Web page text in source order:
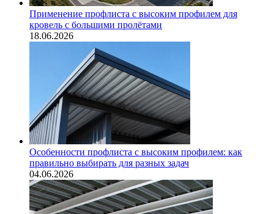
Применение профлиста с высоким профилем для
кровель с большими пролётами
18.06.2026
Особенности профлиста с высоким профилем: как
правильно выбирать для разных задач
04.06.2026